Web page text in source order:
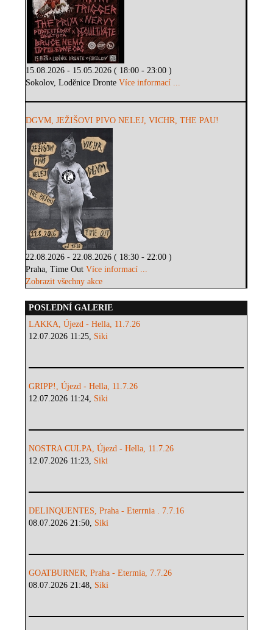
15.08.2026 - 15.05.2026 ( 18:00 - 23:00 )
Sokolov, Loděnice DronteVíce informací ...
DGVM, JEŽIŠOVI PIVO NELEJ, VICHR, THE PAU!
22.08.2026 - 22.08.2026 ( 18:30 - 22:00 )
Praha, Time OutVíce informací ...
Zobrazit všechny akce
POSLEDNÍ GALERIE
LAKKA, Újezd - Hella, 11.7.26
12.07.2026 11:25, Siki
GRIPP!, Újezd - Hella, 11.7.26
12.07.2026 11:24, Siki
NOSTRA CULPA, Újezd - Hella, 11.7.26
12.07.2026 11:23, Siki
DELINQUENTES, Praha - Eterrnia . 7.7.16
08.07.2026 21:50, Siki
GOATBURNER, Praha - Etermia, 7.7.26
08.07.2026 21:48, Siki